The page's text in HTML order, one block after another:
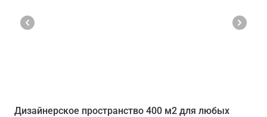
Дизайнерское пространство 400 м2 для любых